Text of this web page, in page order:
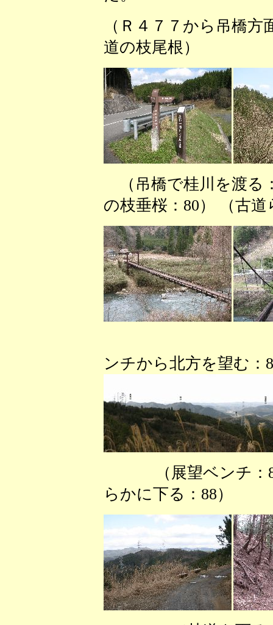
（Ｒ４７７から吊橋
道の枝尾根） （
（吊橋で桂川を渡
の枝垂桜：80） （古
ンチから北方を望む：
（展望ベンチ
らかに下る：88）